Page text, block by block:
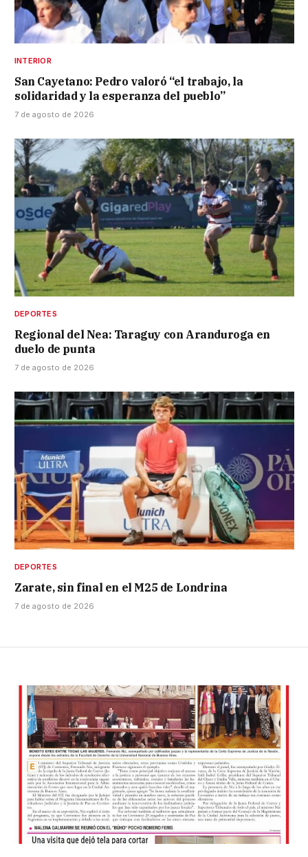
INTERIOR
San Cayetano: Pedro valoró “el trabajo, la
solidaridad y la esperanza del pueblo”
7 de agosto de 2026
DEPORTES
Regional del Nea: Taraguy con Aranduroga en
duelo de punta
7 de agosto de 2026
DEPORTES
Zarate, sin final en el M25 de Londrina
7 de agosto de 2026